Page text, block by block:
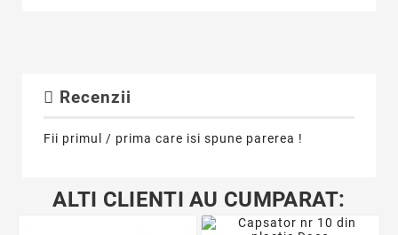
Recenzii
Fii primul / prima care isi spune parerea !
ALTI CLIENTI AU CUMPARAT: